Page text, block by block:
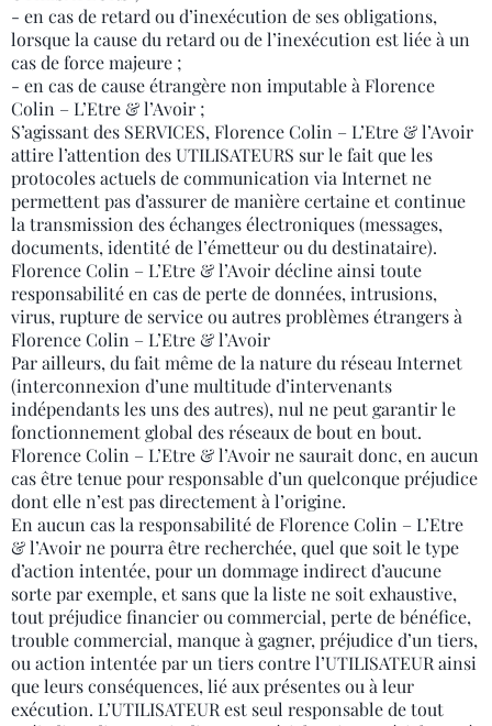
- en cas de retard ou d’inexécution de ses obligations,
lorsque la cause du retard ou de l’inexécution est liée à un
cas de force majeure ;
- en cas de cause étrangère non imputable à Florence
Colin – L’Etre & l’Avoir ;
S’agissant des SERVICES, Florence Colin – L’Etre & l’Avoir
attire l’attention des UTILISATEURS sur le fait que les
protocoles actuels de communication via Internet ne
permettent pas d’assurer de manière certaine et continue
la transmission des échanges électroniques (messages,
documents, identité de l’émetteur ou du destinataire).
Florence Colin – L’Etre & l’Avoir décline ainsi toute
responsabilité en cas de perte de données, intrusions,
virus, rupture de service ou autres problèmes étrangers à
Florence Colin – L’Etre & l’Avoir
Par ailleurs, du fait même de la nature du réseau Internet
(interconnexion d’une multitude d’intervenants
indépendants les uns des autres), nul ne peut garantir le
fonctionnement global des réseaux de bout en bout.
Florence Colin – L’Etre & l’Avoir ne saurait donc, en aucun
cas être tenue pour responsable d’un quelconque préjudice
dont elle n’est pas directement à l’origine.
En aucun cas la responsabilité de Florence Colin – L’Etre
& l’Avoir ne pourra être recherchée, quel que soit le type
d’action intentée, pour un dommage indirect d’aucune
sorte par exemple, et sans que la liste ne soit exhaustive,
tout préjudice financier ou commercial, perte de bénéfice,
trouble commercial, manque à gagner, préjudice d’un tiers,
ou action intentée par un tiers contre l’UTILISATEUR ainsi
que leurs conséquences, lié aux présentes ou à leur
exécution. L’UTILISATEUR est seul responsable de tout